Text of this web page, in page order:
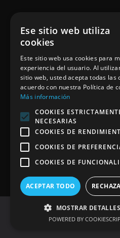
© Copyright
Ese sitio web utiliza
cookies
Este sitio web usa cookies para
experiencia del usuario. Al
sitio web, usted acepta todas las
acuerdo con nuestra Política de
Más información
COOKIES
NECESARIAS
COOKIES DE
COOKIES DE
COOKIES DE
ACEPTAR TODO
MOSTRAR DETALLES
POWERED BY